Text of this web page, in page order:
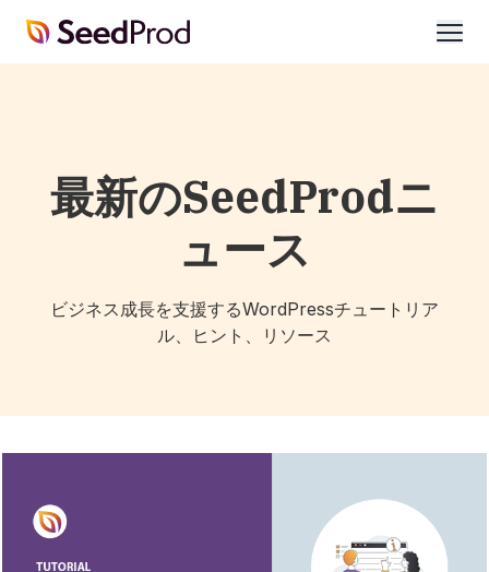
SeedProd
最新のSeedProdニ
ュース
ビジネス成長を支援するWordPressチュートリア
ル、ヒント、リソース